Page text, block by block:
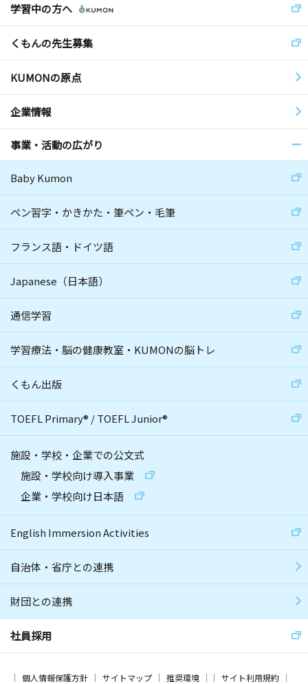
学習中の方へ
くもんの先生募集
KUMONの原点
企業情報
事業・活動の広がり
Baby Kumon
ペン習字・かきかた・筆ペン・毛筆
フランス語・ドイツ語
Japanese（日本語）
通信学習
学習療法・脳の健康教室・KUMONの脳トレ
くもん出版
TOEFL Primary® /TOEFL Junior®
施設・学校・企業での公文式
施設・学校向け導入事業
企業・学校向け日本語
English Immersion Activities
自治体・省庁との連携
財団との連携
社員採用
個人情報保護方針 サイトマップ 推奨環境 サイト利用規約